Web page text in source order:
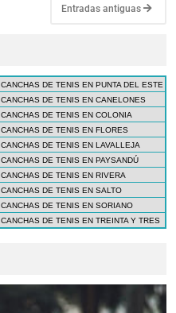
Entradas antiguas
CANCHAS DE TENIS EN PUNTA DEL ESTE
CANCHAS DE TENIS EN CANELONES
CANCHAS DE TENIS EN COLONIA
CANCHAS DE TENIS EN FLORES
CANCHAS DE TENIS EN LAVALLEJA
CANCHAS DE TENIS EN PAYSANDÚ
CANCHAS DE TENIS EN RIVERA
CANCHAS DE TENIS EN SALTO
CANCHAS DE TENIS EN SORIANO
CANCHAS DE TENIS EN TREINTA Y TRES